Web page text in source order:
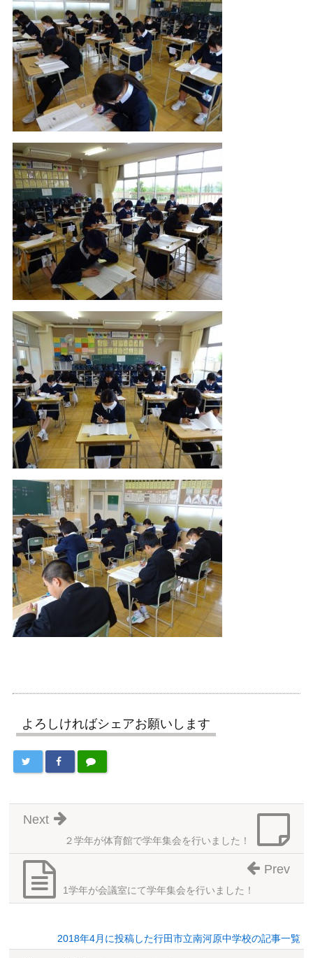
よろしければシェアお願いします
２学年が体育館で学年集会を行いました！
Next
1学年が会議室にて学年集会を行いました！
Prev
2018年4月に投稿した行田市立南河原中学校の記事一覧